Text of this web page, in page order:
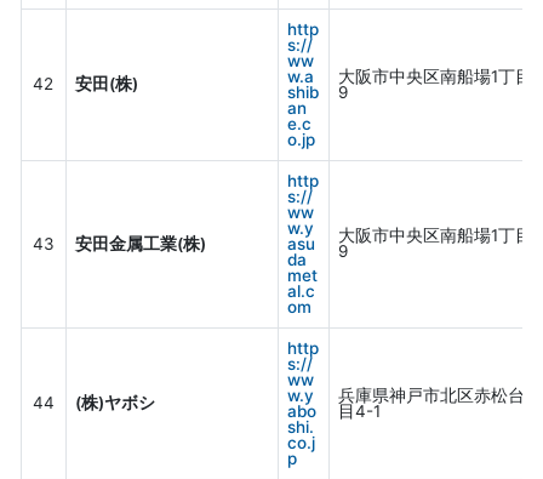
42 安田(株)
http
s://
ww
w.a
shib
an
e.c
o.jp
大阪市中央区南船場1丁目
9
43 安田金属工業(株)
http
s://
ww
w.y
asu
da
met
al.c
om
大阪市中央区南船場1丁目
9
44 (株)ヤボシ
http
s://
ww
w.y
abo
shi.
co.j
p
兵庫県神戸市北区赤松台1
目4-1